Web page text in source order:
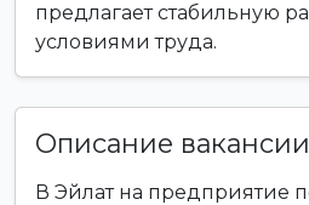
предлагает стабильную
условиями труда.
Описание вакансии
В Эйлат на предприятие